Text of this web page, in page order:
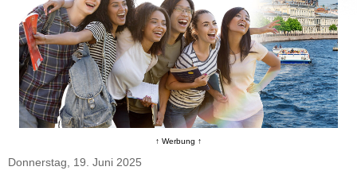
↑ Werbung ↑
Donnerstag, 19. Juni 2025